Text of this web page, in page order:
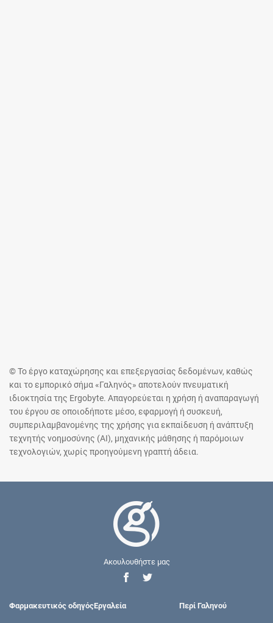
© Το έργο καταχώρησης και επεξεργασίας δεδομένων, καθώς
και το εμπορικό σήμα «Γαληνός» αποτελούν πνευματική
ιδιοκτησία της Ergobyte. Απαγορεύεται η χρήση ή αναπαραγωγή
του έργου σε οποιοδήποτε μέσο, εφαρμογή ή συσκευή,
συμπεριλαμβανομένης της χρήσης για εκπαίδευση ή ανάπτυξη
τεχνητής νοημοσύνης (AI), μηχανικής μάθησης ή παρόμοιων
τεχνολογιών, χωρίς προηγούμενη γραπτή άδεια.
Ακουλουθήστε μας
Φαρμακευτικός οδηγόςΕργαλεία Περί Γαληνού